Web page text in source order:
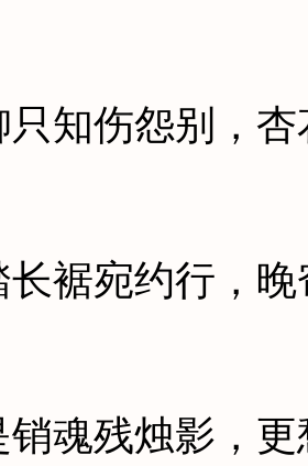
伤怨别，杏
宛约行，晚
残烛影，更